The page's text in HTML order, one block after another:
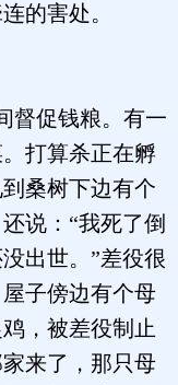
的害处。
督促钱粮。有一
打算杀正在孵
桑树下边有个
说：“我死了倒
出世。”差役很
子傍边有个母
，被差役制止
来了，那只母